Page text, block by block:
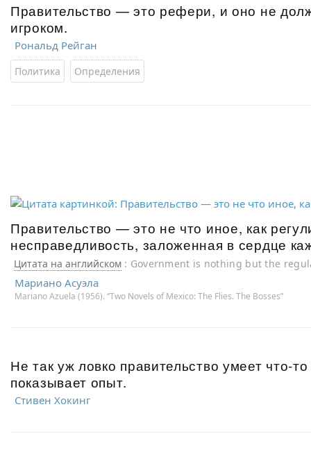
Правительство — это рефери, и оно не
игроком.
Рональд Рейган
Политика Определения
Правительство — это не что иное, как
несправедливость, заложенная в сердце
Цитата на английском : Government is nothing but the
rascal has in his heart.
Мариано Асуэла
Mariano Azuela (1956). “Two Novels of Mexico: The Flies. The Bosses”
Не так уж ловко правительство умеет что-
показывает опыт.
Стивен Хокинг